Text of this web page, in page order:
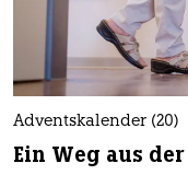
Adventskalender (20)
Ein Weg aus